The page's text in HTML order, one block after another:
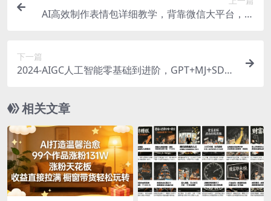
AI高效制作表情包详细教学，背靠微信大平台，稳
下一篇
2024-AIGC人工智能零基础到进阶，GPT+MJ+SD商
相关文章